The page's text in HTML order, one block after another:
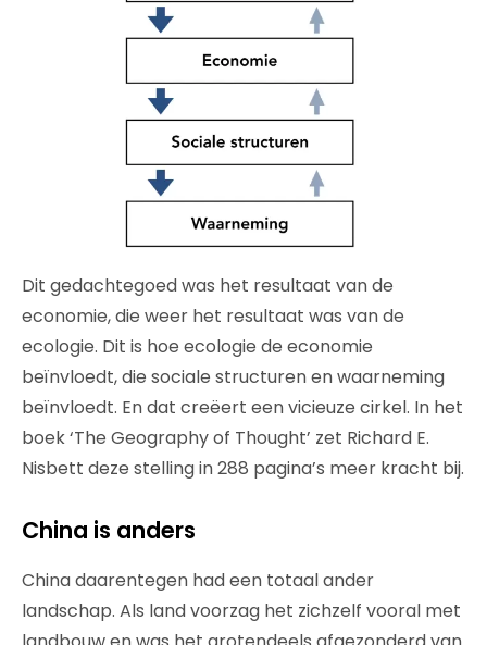
Dit gedachtegoed was het resultaat van de
economie, die weer het resultaat was van de
ecologie. Dit is hoe ecologie de economie
beïnvloedt, die sociale structuren en waarneming
beïnvloedt. En dat creëert een vicieuze cirkel. In het
boek ‘The Geography of Thought’ zet Richard E.
Nisbett deze stelling in 288 pagina’s meer kracht bij.
China is anders
China daarentegen had een totaal ander
landschap. Als land voorzag het zichzelf vooral met